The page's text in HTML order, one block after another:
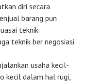
diri secara
barang pun
teknik
teknik ber negosiasi
usaha kecil-
kecil dalam hal rugi,